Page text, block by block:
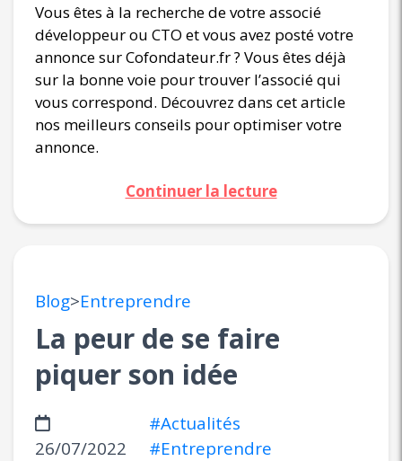
Vous êtes à la recherche de votre associé
développeur ou CTO et vous avez posté votre
annonce sur Cofondateur.fr ? Vous êtes déjà
sur la bonne voie pour trouver l’associé qui
vous correspond. Découvrez dans cet article
nos meilleurs conseils pour optimiser votre
annonce.
Continuer la lecture
Blog>Entreprendre
La peur de se faire
piquer son idée
26/07/2022
#Actualités
#Entreprendre